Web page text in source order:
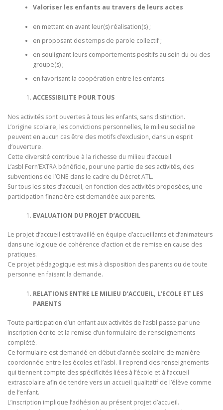
Valoriser les enfants au travers de leurs actes
en mettant en avant leur(s) réalisation(s) ;
en proposant des temps de parole collectif ;
en soulignant leurs comportements positifs au sein du ou des
groupe(s) ;
en favorisant la coopération entre les enfants.
ACCESSIBILITE POUR TOUS
Nos activités sont ouvertes à tous les enfants, sans distinction.
L’origine scolaire, les convictions personnelles, le milieu social ne
peuvent en aucun cas être des motifs d’exclusion, dans un esprit
d’ouverture.
Cette diversité contribue à la richesse du milieu d’accueil.
L’asbl Fern’EXTRA bénéficie, pour une partie de ses activités, des
subventions de l’ONE dans le cadre du Décret ATL.
Sur tous les sites d’accueil, en fonction des activités proposées, une
participation financière est demandée aux parents.
EVALUATION DU PROJET D’ACCUEIL
Le projet d’accueil est travaillé en équipe d’accueillants et d’animateurs
dans une logique de cohérence d’action et de remise en cause des
pratiques.
Ce projet pédagogique est mis à disposition des parents ou de toute
personne en faisant la demande.
RELATIONS ENTRE LE MILIEU D’ACCUEIL, L’ECOLE ET LES
PARENTS
Toute participation d’un enfant aux activités de l’asbl passe par une
inscription écrite et la remise d’un formulaire de renseignements
complété.
Ce formulaire est demandé en début d’année scolaire de manière
coordonnée entre les écoles et l’asbl. Il reprend des renseignements
qui tiennent compte des spécificités liées à l’école et à l’accueil
extrascolaire afin de tendre vers un accueil qualitatif de l’élève comme
de l’enfant.
L’inscription implique l’adhésion au présent projet d’accueil.